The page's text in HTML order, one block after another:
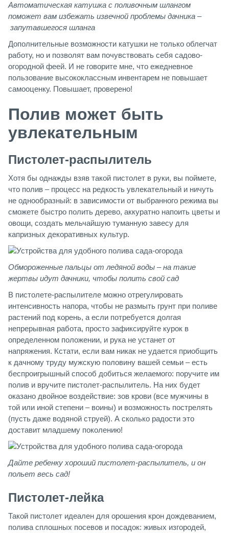
Автоматическая катушка с поливочным шлангом
поможет вам избежать извечной проблемы дачника –
запутавшегося шланга
Дополнительные возможности катушки не только облегчат
работу, но и позволят вам почувствовать себя садово-
огородной феей. И не говорите мне, что ежедневное
пользование высококлассным инвентарем не повышает
самооценку. Повышает, проверено!
Полив может быть
увлекательным
Пистолет-распылитель
Хотя бы однажды взяв такой пистолет в руки, вы поймете,
что полив – процесс на редкость увлекательный и ничуть
не однообразный: в зависимости от выбранного режима вы
сможете быстро полить дерево, аккуратно напоить цветы и
овощи, создать мельчайшую туманную завесу для
капризных декоративных культур.
Обмороженные пальцы от ледяной воды – на такие
жертвы идут дачники, чтобы полить свой сад
В пистолете-распылителе можно отрегулировать
интенсивность напора, чтобы не размыть грунт при поливе
растений под корень, а если потребуется долгая
непрерывная работа, просто зафиксируйте курок в
определенном положении, и рука не устанет от
напряжения. Кстати, если вам никак не удается приобщить
к дачному труду мужскую половину вашей семьи – есть
беспроигрышный способ добиться желаемого: поручите им
полив и вручите пистолет-распылитель. На них будет
оказано двойное воздействие: зов крови (все мужчины в
той или иной степени – воины) и возможность пострелять
(пусть даже водяной струей). А сколько радости это
доставит младшему поколению!
Дайте ребенку хороший пистолет-распылитель, и он
польет весь сад!
Пистолет-лейка
Такой пистолет идеален для орошения крон дождеванием,
полива сплошных посевов и посадок: живых изгородей,